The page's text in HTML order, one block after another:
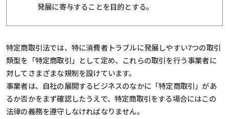
発展に寄与することを目的とする。
特定商取引法では、特に消費者トラブルに発展しやすい7つの取引
類型を「特定商取引」として定め、これらの取引を行う事業者に
対してさまざまな規制を設けています。
事業者は、自社の展開するビジネスのなかに「特定商取引」があ
るか否かをまず確認したうえで、特定商取引をする場合にはこの
法律の義務を遵守しなければなりません。